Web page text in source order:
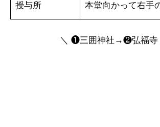
授与所 本堂向かって右手
＼ ❶三囲神社→❷弘福寺